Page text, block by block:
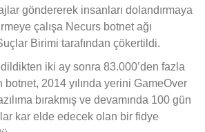
göndererek insanları dolandırmaya
çalışa Necurs botnet ağı
Birimi tarafından çökertildi.
iki ay sonra 83.000’den fazla
2014 yılında yerini GameOver
bırakmış ve devamında 100 gün
kar elde edecek olan bir fidye